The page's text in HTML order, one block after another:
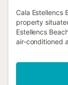
Cala Estellencs
property
Estellencs
air-conditioned